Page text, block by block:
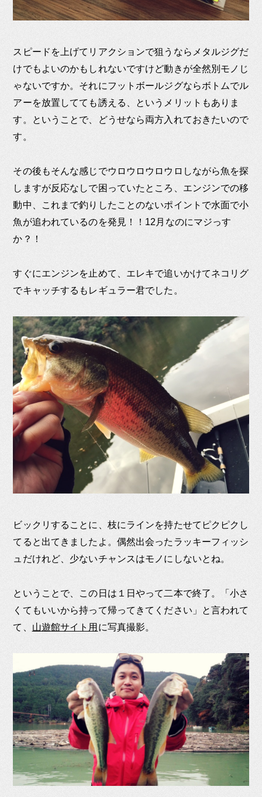
スピードを上げてリアクションで狙うならメタルジグだ
けでもよいのかもしれないですけど動きが全然別モノじ
ゃないですか。それにフットボールジグならボトムでル
アーを放置してても誘える、というメリットもありま
す。ということで、どうせなら両方入れておきたいので
す。
その後もそんな感じでウロウロウロウロしながら魚を探
しますが反応なしで困っていたところ、エンジンでの移
動中、これまで釣りしたことのないポイントで水面で小
魚が追われているのを発見！！12月なのにマジっす
か？！
すぐにエンジンを止めて、エレキで追いかけてネコリグ
でキャッチするもレギュラー君でした。
ビックリすることに、枝にラインを持たせてピクピクし
てると出てきましたよ。偶然出会ったラッキーフィッシ
ュだけれど、少ないチャンスはモノにしないとね。
ということで、この日は１日やって二本で終了。「小さ
くてもいいから持って帰ってきてください」と言われて
て、 山遊館サイト用 に写真撮影。